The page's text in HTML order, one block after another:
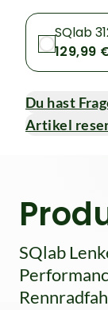
SQlab
129,99
Du hast
Artikel
SQlab